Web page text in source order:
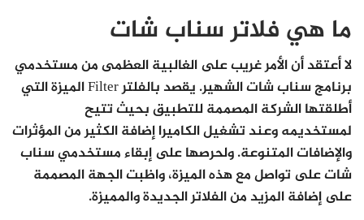
ما هي فلاتر سناب شات
لا أعتقد أن الأمر غريب على الغالبية العظمى من مستخدمي
برنامج سناب شات الشهير. يقصد بالفلتر Filter الميزة التي
أطلقتها الشركة المصممة للتطبيق بحيث تتيح
لمستخديمه وعند تشغيل الكاميرا إضافة الكثير من المؤثرات
والإضافات المتنوعة. ولحرصها على إبقاء مستخدمي سناب
شات على تواصل مع هذه الميزة، واظبت الجهة المصممة
على إضافة المزيد من الفلاتر الجديدة والمميزة.